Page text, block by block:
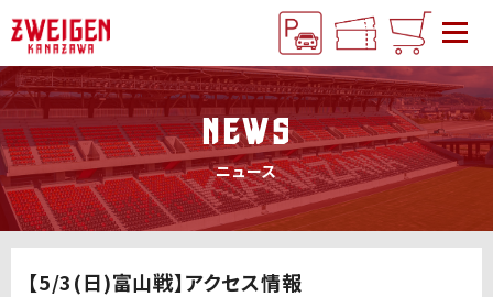
NEWS
ニュース
【5/3(日)富山戦】アクセス情報